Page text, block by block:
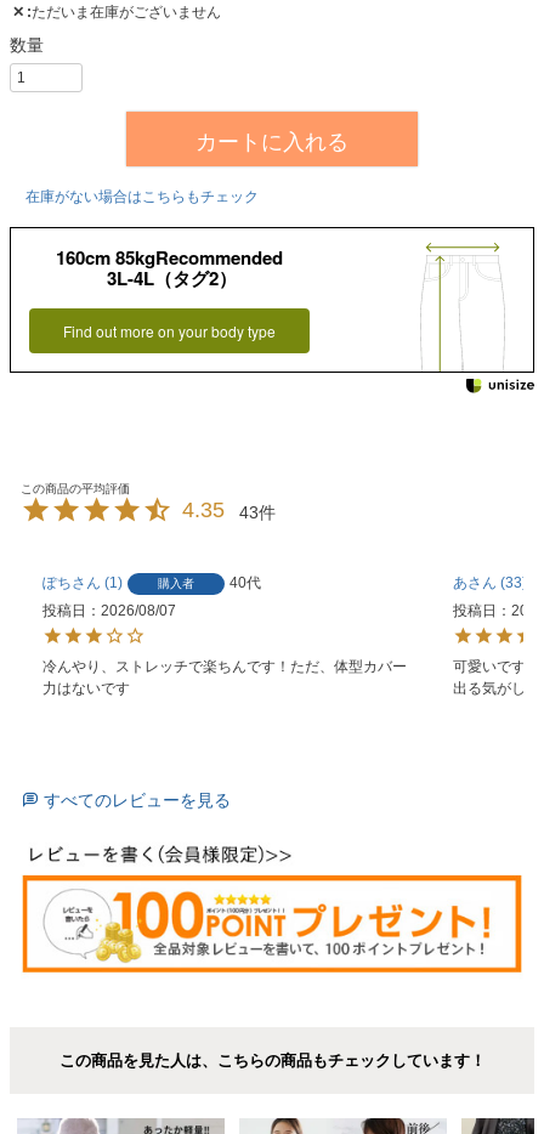
✕ ただいま在庫がございません
カートに入れる
在庫がない場合はこちらもチェック
160cm 85kgRecommended
3L-4L（タグ2）
Find out more on your body type
4.35 43
ぽち 1 購入者
40代
投稿日
2026/08/07
冷んやり、ストレッチで楽ちんです！ただ、体型カバー
力はないです
あ
33
投稿日
可愛いです
出る気がし
すべてのレビューを見る
この商品を見た人は、こちらの商品もチェックしています！